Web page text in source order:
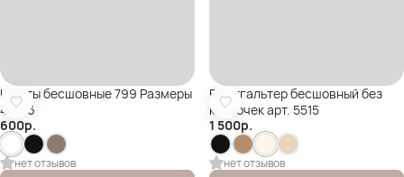
Шорты бесшовные 799 Размеры
48-56
600р.
нет отзывов
Бюстгальтер бесшовный без
косточек арт. 5515
1 500р.
нет отзывов